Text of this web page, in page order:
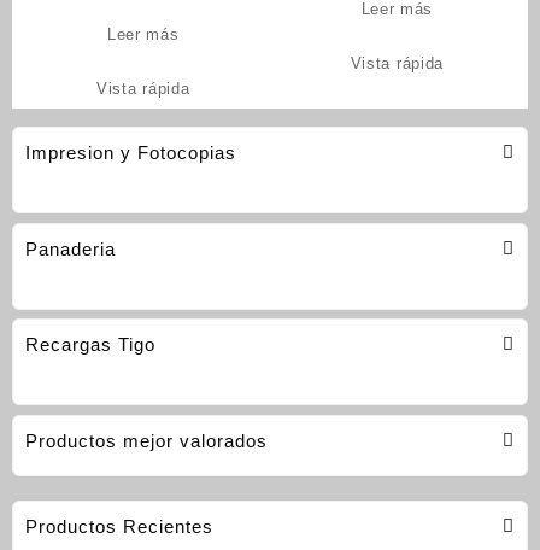
Impresion y Fotocopias
Panaderia
Recargas Tigo
Productos mejor valorados
Leer más
Vista rápida
Leer más
Vista rápida
Productos Recientes